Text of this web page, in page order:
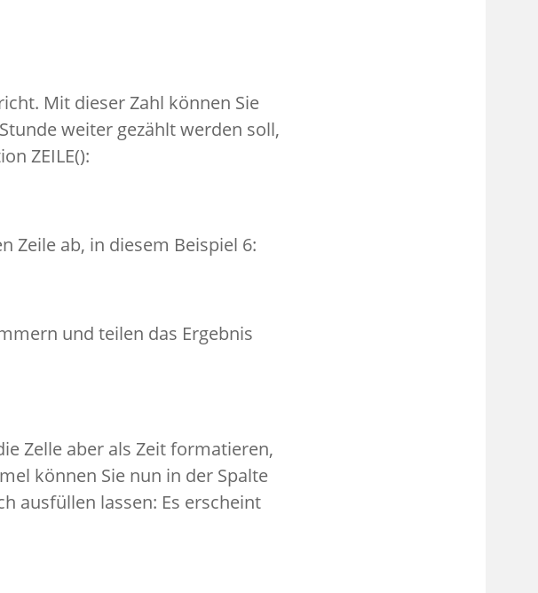
Mit dieser Zahl können Sie
weiter gezählt werden soll,
ZEILE():
Zeile ab, in diesem Beispiel 6:
und teilen das Ergebnis
Zelle aber als Zeit formatieren,
können Sie nun in der Spalte
ausfüllen lassen: Es erscheint